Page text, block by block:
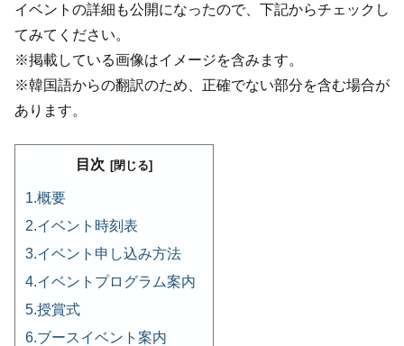
イベントの詳細も公開になったので、下記からチェックし
てみてください。
※掲載している画像はイメージを含みます。
※韓国語からの翻訳のため、正確でない部分を含む場合が
あります。
目次
概要
イベント時刻表
イベント申し込み方法
イベントプログラム案内
授賞式
ブースイベント案内